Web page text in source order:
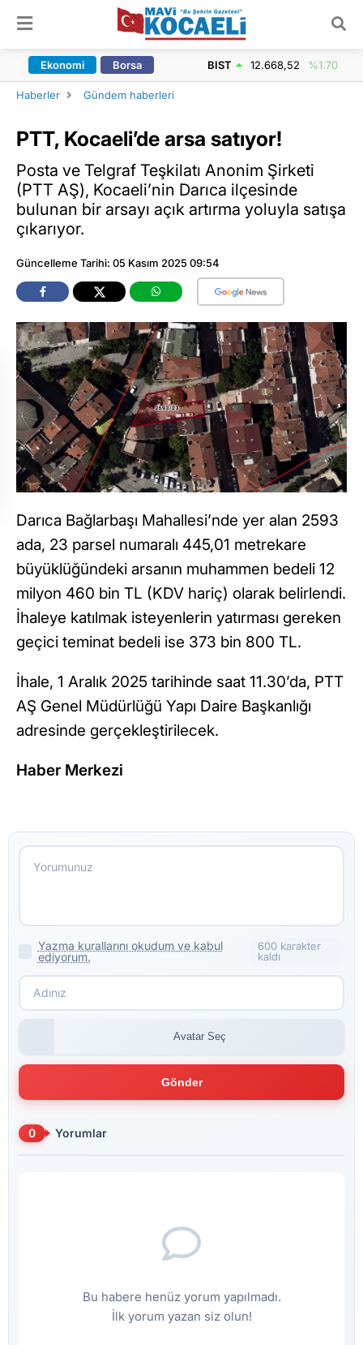
Ekonomi Borsa BIST 12.668,52 %1.70
Haberler Gündem haberleri
PTT, Kocaeli’de arsa satıyor!
Posta ve Telgraf Teşkilatı Anonim Şirketi
(PTT AŞ), Kocaeli’nin Darıca ilçesinde
bulunan bir arsayı açık artırma yoluyla satışa
çıkarıyor.
Güncelleme Tarihi: 05 Kasım 2025 09:54
Darıca Bağlarbaşı Mahallesi’nde yer alan 2593
ada, 23 parsel numaralı 445,01 metrekare
büyüklüğündeki arsanın muhammen bedeli 12
milyon 460 bin TL (KDV hariç) olarak belirlendi.
İhaleye katılmak isteyenlerin yatırması gereken
geçici teminat bedeli ise 373 bin 800 TL.
İhale, 1 Aralık 2025 tarihinde saat 11.30’da, PTT
AŞ Genel Müdürlüğü Yapı Daire Başkanlığı
adresinde gerçekleştirilecek.
Haber Merkezi
Yazma kurallarını okudum ve kabul
ediyorum.
600 karakter
kaldı
Avatar Seç
Gönder
0 Yorumlar
Bu habere henüz yorum yapılmadı.
İlk yorum yazan siz olun!